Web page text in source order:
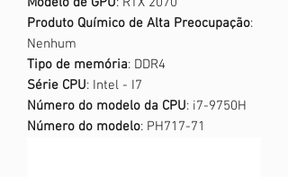
Produto Químico de Alta Preocupação:
Nenhum
Tipo de memória: DDR4
Série CPU: Intel - I7
Número do modelo da CPU: i7-9750H
Número do modelo: PH717-71